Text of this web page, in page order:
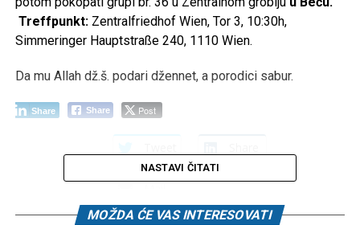
Treffpunkt:Zentralfriedhof Wien, Tor 3, 10:30h,
Simmeringer Hauptstraße 240, 1110 Wien.
Da mu Allah dž.š. podari džennet, a porodici sabur.
Share Post
Share
NASTAVI ČITATI
MOŽDA ĆE VAS INTERESOVATI